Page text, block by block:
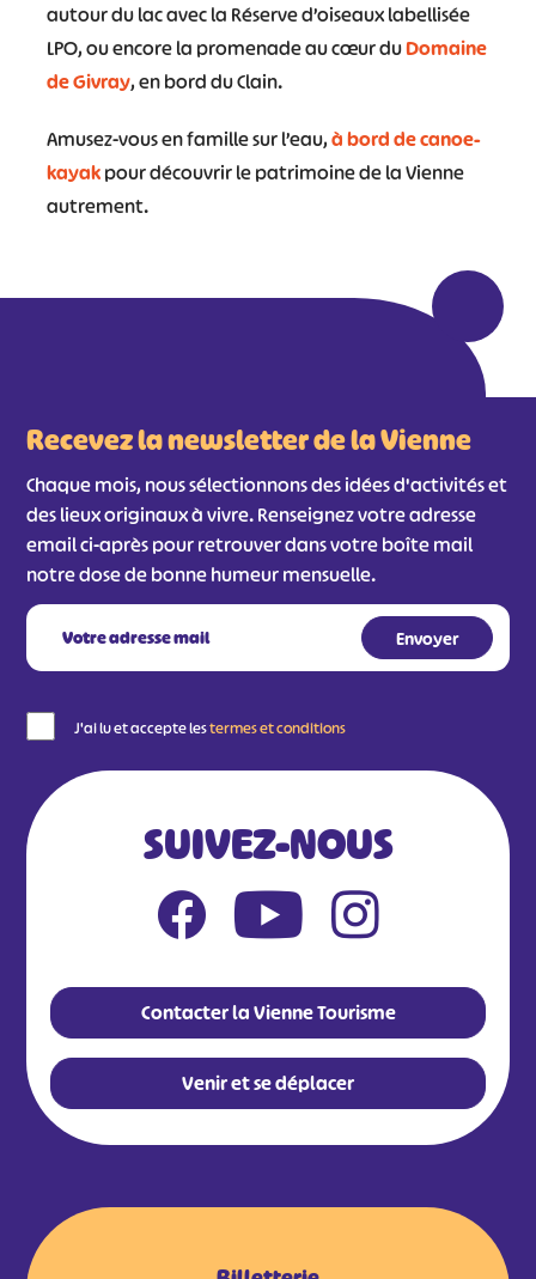
autour du lac avec la Réserve d’oiseaux labellisée
LPO, ou encore la promenade au cœur duDomaine
de Givray, en bord du Clain.
Amusez-vous en famille sur l’eau,à bord de canoe-
kayakpour découvrir le patrimoine de la Vienne
autrement.
Recevez la newsletter de la Vienne
Chaque mois, nous sélectionnons des idées d'activités et
des lieux originaux à vivre. Renseignez votre adresse
email ci-après pour retrouver dans votre boîte mail
notre dose de bonne humeur mensuelle.
J'ai lu et accepte lestermes et conditions
SUIVEZ-NOUS
Contacter la Vienne Tourisme
Venir et se déplacer